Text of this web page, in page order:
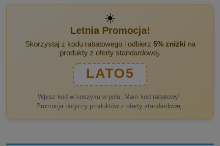
☀️
Letnia Promocja!
Skorzystaj z kodu rabatowego i odbierz 5% zniżki na
produkty z oferty standardowej.
LATO5
Wpisz kod w koszyku w polu „Mam kod rabatowy”.
Promocja dotyczy produktów z oferty standardowej.